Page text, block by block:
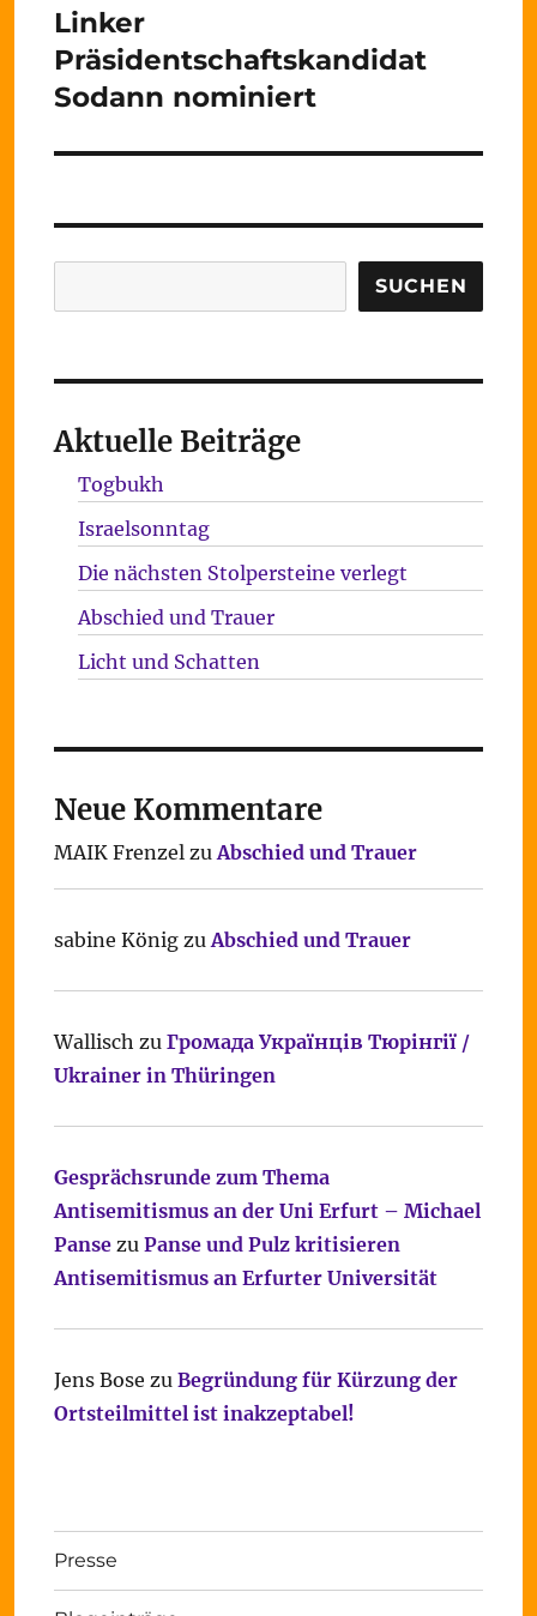
Nächster
Beitrag:
Linker
Präsidentschaftskandidat
Sodann nominiert
SUCHEN
Aktuelle Beiträge
Togbukh
Israelsonntag
Die nächsten Stolpersteine verlegt
Abschied und Trauer
Licht und Schatten
Neue Kommentare
MAIK Frenzel zu Abschied und Trauer
sabine Königzu Abschied und Trauer
Wallisch zu Громада Українців Тюрінгії /
Ukrainer in Thüringen
Gesprächsrunde zum Thema
Antisemitismus an der Uni Erfurt – Michael
Pansezu Panse und Pulz kritisieren
Antisemitismus an Erfurter Universität
Jens Bose zu Begründung für Kürzung der
Ortsteilmittel ist inakzeptabel!
Presse